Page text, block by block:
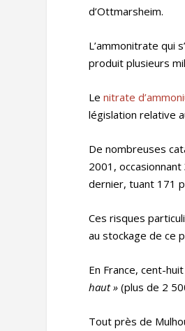
d’Ottmarsheim.
L’ammonitrate qui
produit plusieurs
Lenitrate
législation relative
De nombreuses
2001,
dernier, tuant 171
Ces risques
au stockage de ce
En France, cent-
haut » (plus de 2
Tout près de